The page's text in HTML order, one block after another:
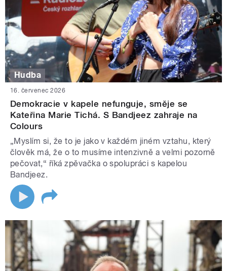
Hudba
16. červenec 2026
Demokracie v kapele nefunguje, směje se
Kateřina Marie Tichá. S Bandjeez zahraje na
Colours
„Myslím si, že to je jako v každém jiném vztahu, který
člověk má, že o to musíme intenzivně a velmi pozorně
pečovat,“ říká zpěvačka o spolupráci s kapelou
Bandjeez.